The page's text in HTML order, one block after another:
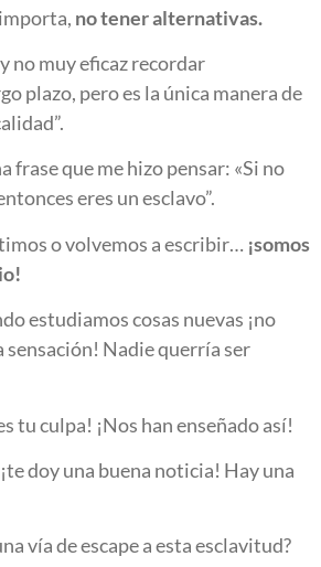
no tener alternativas.
no muy eficaz recordar
plazo, pero es la única manera de
frase que me hizo pensar: «Si no
eres un esclavo”.
o volvemos a escribir… ¡somos
estudiamos cosas nuevas ¡no
sensación! Nadie querría ser
tu culpa! ¡Nos han enseñado así!
doy una buena noticia! Hay una
vía de escape a esta esclavitud?